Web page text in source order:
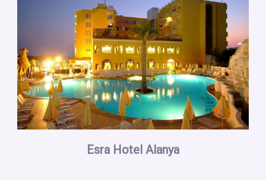
Esra Hotel Alanya